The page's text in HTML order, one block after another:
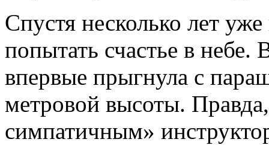
Спустя несколько лет
попытать счастье в небе.
впервые прыгнула с
метровой высоты.
симпатичным»